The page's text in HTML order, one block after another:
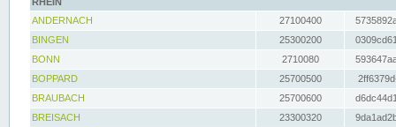
ANDERNACH
27100400
BINGEN
25300200
BONN
2710080
BOPPARD
25700500
BRAUBACH
25700600
BREISACH
23300320